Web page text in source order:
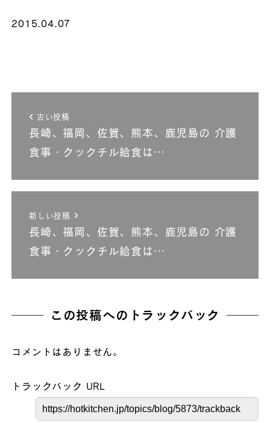
2015.04.07
古い投稿
長崎、福岡、佐賀、熊本、鹿児島の 介護
食事・クックチル給食は…
新しい投稿
長崎、福岡、佐賀、熊本、鹿児島の 介護
食事・クックチル給食は…
この投稿へのトラックバック
コメントはありません。
トラックバック URL